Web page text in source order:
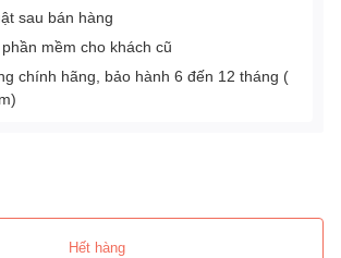
sau bán hàng
mềm cho khách cũ
chính hãng, bảo hành 6 đến 12 tháng (
Hết hàng